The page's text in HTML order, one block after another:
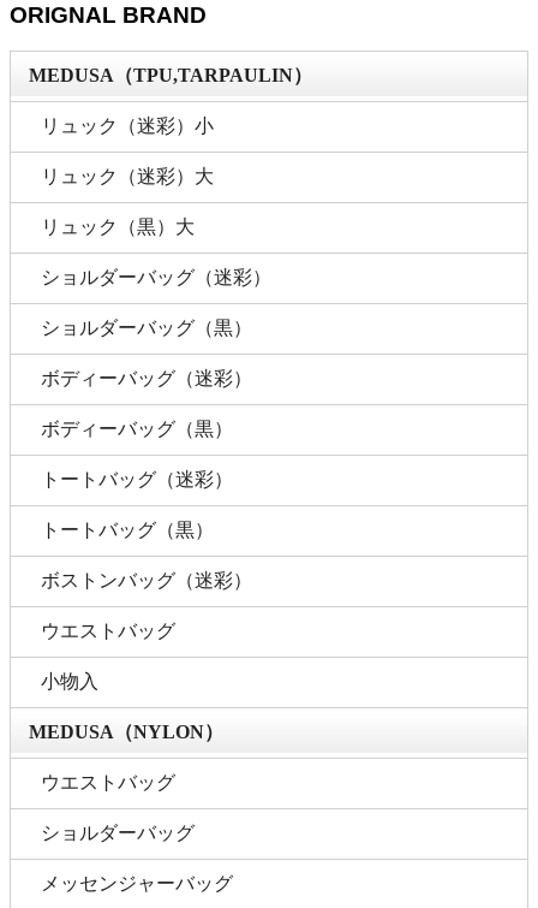
ORIGNAL BRAND
MEDUSA（TPU,TARPAULIN）
リュック（迷彩）小
リュック（迷彩）大
リュック（黒）大
ショルダーバッグ（迷彩）
ショルダーバッグ（黒）
ボディーバッグ（迷彩）
ボディーバッグ（黒）
トートバッグ（迷彩）
トートバッグ（黒）
ボストンバッグ（迷彩）
ウエストバッグ
小物入
MEDUSA（NYLON）
ウエストバッグ
ショルダーバッグ
メッセンジャーバッグ